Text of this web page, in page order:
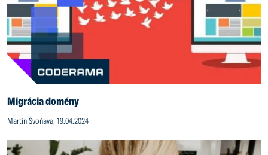
Migrácia domény
Martin Švoňava, 19.04.2024